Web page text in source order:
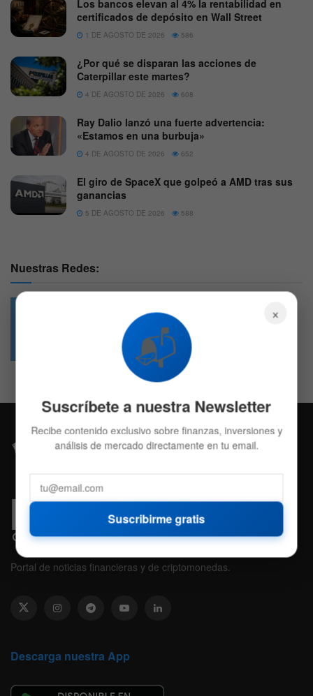
Los bancos elevan al 4% la rentabilidad en
certificados de depósito en Wall Street
1 DE AGOSTO DE 2026 586
¿Por qué se disparan las acciones de
Caterpillar este martes?
4 DE AGOSTO DE 2026 608
Ray Dalio lanzó una fuerte advertencia:
«Estamos en una burbuja»
4 DE AGOSTO DE 2026 652
El giro de SpaceX que golpeó a AMD tras sus
ganancias
5 DE AGOSTO DE 2026 588
Nuestras Redes:
4.7k
Followers
Portal de noticias financieras y de criptomonedas.
Descarga nuestra App
×
📬
Suscríbete a nuestra Newsletter
Recibe contenido exclusivo sobre finanzas, inversiones y
análisis de mercado directamente en tu email.
Suscribirme gratis